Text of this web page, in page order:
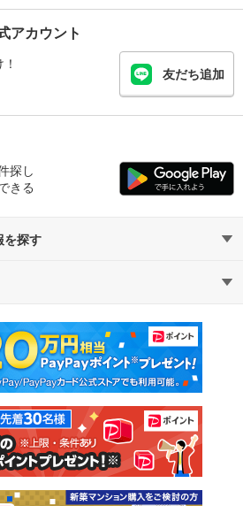
アカウント
友だち追加
探し
きる
を探す
中古マンション
中古一戸建て
土地
教えて！住まいの先生